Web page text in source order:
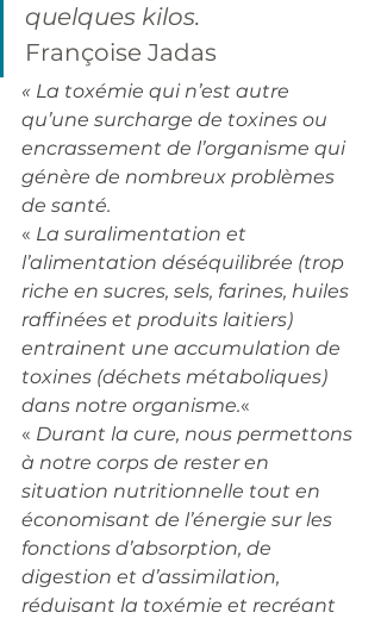
quelques kilos.
Françoise Jadas
« La toxémie qui n’est autre
qu’une surcharge de toxines ou
encrassement de l’organisme qui
génère de nombreux problèmes
de santé.
« La suralimentation et
l’alimentation déséquilibrée (trop
riche en sucres, sels, farines, huiles
raffinées et produits laitiers)
entrainent une accumulation de
toxines (déchets métaboliques)
dans notre organisme.«
« Durant la cure, nous permettons
à notre corps de rester en
situation nutritionnelle tout en
économisant de l’énergie sur les
fonctions d’absorption, de
digestion et d’assimilation,
réduisant la toxémie et recréant